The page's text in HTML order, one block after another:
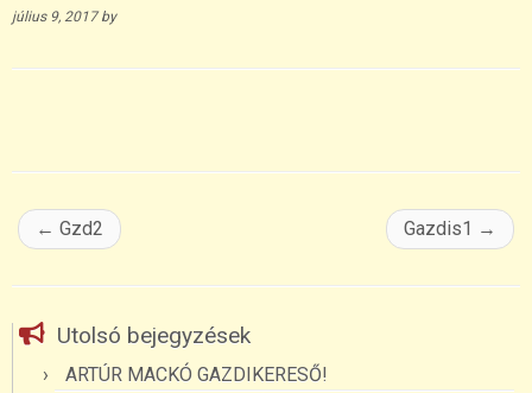
július 9, 2017 by
← Gzd2 Gazdis1 →
Utolsó bejegyzések
ARTÚR MACKÓ GAZDIKERESŐ!